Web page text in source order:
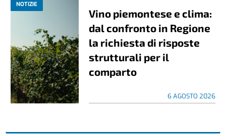
NOTIZIE
Vino piemontese e clima:
dal confronto in Regione
la richiesta di risposte
strutturali per il
comparto
6 AGOSTO 2026